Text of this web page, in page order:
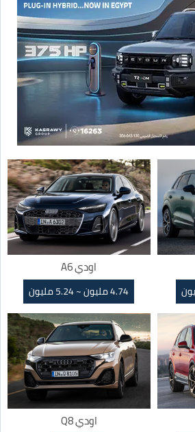
اودي A6
4.74 مليون ~ 5.24 مليون
اودي Q8